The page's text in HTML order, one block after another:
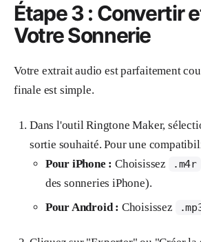
Étape 3 : Convertir
Votre Sonnerie
Votre extrait audio est parfaitement
finale est simple.
Dans l'outil Ringtone Maker,
sortie souhaité. Pour une
Pour iPhone : Choisissez .m4r
des sonneries iPhone).
Pour Android : Choisissez